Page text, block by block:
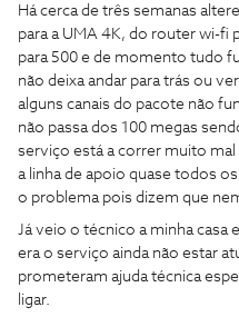
Há cerca de três semanas
para a UMA 4K, do router wi-fi
para 500 e de momento tudo
não deixa andar para trás ou
alguns canais do pacote não
não passa dos 100 megas
serviço está a correr muito mal
a linha de apoio quase todos
o problema pois dizem que
Já veio o técnico a minha casa
era o serviço ainda não estar
prometeram ajuda técnica
ligar.